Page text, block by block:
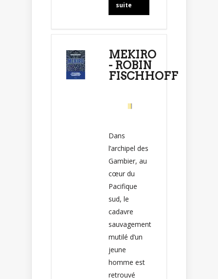
suite
MEKIRO
- ROBIN
FISCHHOFF
Dans
l’archipel des
Gambier, au
cœur du
Pacifique
sud, le
cadavre
sauvagement
mutilé d’un
jeune
homme est
retrouvé